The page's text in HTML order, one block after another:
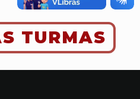
TURMAS